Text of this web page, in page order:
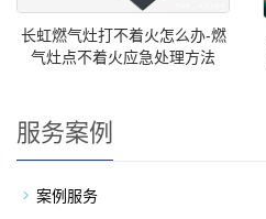
长虹燃气灶打不着火怎么办-燃
气灶点不着火应急处理方法
服务案例
案例服务